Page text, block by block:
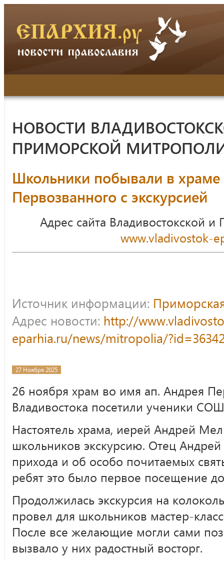
НОВОСТИ
ПРИМОРСКОЙ
Школьники побывали в
Первозванного с экскурсией
Адрес сайта Владивостокской
www.vladivostok-
Источник информации:
Адрес новости: http://
eparhia.ru/news/mitropolia/
27 Ноября 2025
26 ноября храм во имя ап. Андрея
Владивостока посетили ученики
Настоятель храма, иерей Андрей
школьников экскурсию. Отец Андрей
прихода и об особо почитаемых
ребят это было первое посещение
Продолжилась экскурсия на
провел для школьников мастер-
После все желающие могли сами
вызвало у них радостный восторг.